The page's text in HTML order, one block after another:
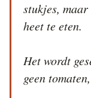
stukjes,
heet te eten.
Het wordt
geen